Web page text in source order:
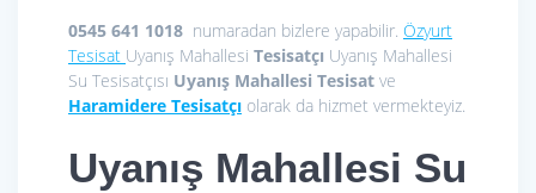
0545 641 1018 numaradan bizlere yapabilir. Özyurt
Tesisat Uyanış Mahallesi Tesisatçı Uyanış Mahallesi
Su Tesisatçısı Uyanış Mahallesi Tesisat ve
Haramidere Tesisatçı olarak da hizmet vermekteyiz.
Uyanış Mahallesi Su